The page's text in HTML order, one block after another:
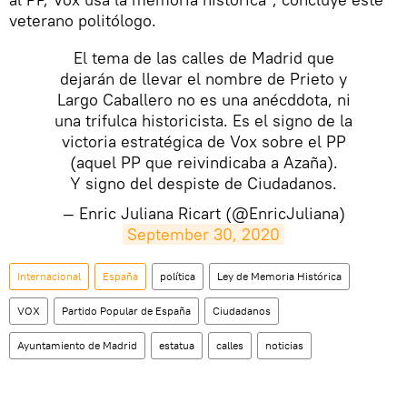
veterano politólogo.
El tema de las calles de Madrid que
dejarán de llevar el nombre de Prieto y
Largo Caballero no es una anécddota, ni
una trifulca historicista. Es el signo de la
victoria estratégica de Vox sobre el PP
(aquel PP que reivindicaba a Azaña).
Y signo del despiste de Ciudadanos.
— Enric Juliana Ricart (@EnricJuliana)
September 30, 2020
Internacional España política Ley de Memoria Histórica
VOX Partido Popular de España Ciudadanos
Ayuntamiento de Madrid estatua calles noticias